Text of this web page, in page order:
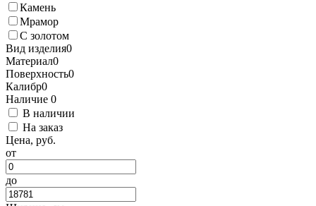
Камень
Мрамор
С золотом
Вид изделия0
Материал0
Поверхность0
Калибр0
Наличие 0
В наличии
На заказ
Цена, руб.
от
до